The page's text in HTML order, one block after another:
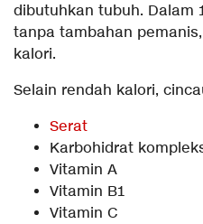
dibutuhkan tubuh. Dalam
tanpa tambahan
kalori.
Selain rendah kalori,
Serat
Karbohidrat
Vitamin A
Vitamin B1
Vitamin C